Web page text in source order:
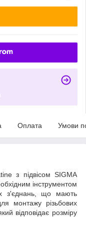
Оплата Умови
з підвісом SIGMA
інструментом
з'єднань, що мають
монтажу різьбових
відповідає розміру